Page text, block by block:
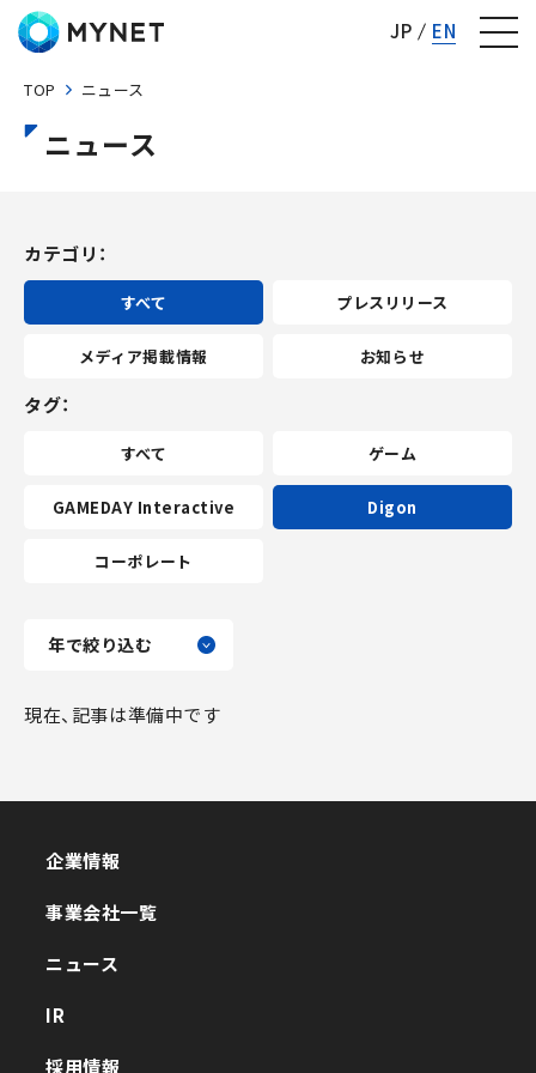
JP EN
TOP ニュース
ニュース
カテゴリ
すべて プレスリリース
メディア掲載情報 お知らせ
タグ
すべて ゲーム
GAMEDAY Interactive Digon
コーポレート
現在、記事は準備中です
企業情報
事業会社一覧
ニュース
IR
採用情報